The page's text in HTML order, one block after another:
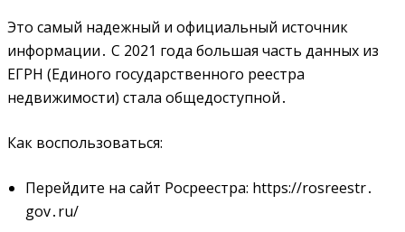
Это самый надежный и официальный источник
информации․ С 2021 года большая часть данных из
ЕГРН (Единого государственного реестра
недвижимости) стала общедоступной․
Как воспользоваться:
Перейдите на сайт Росреестра: https://rosreestr․
gov․ru/